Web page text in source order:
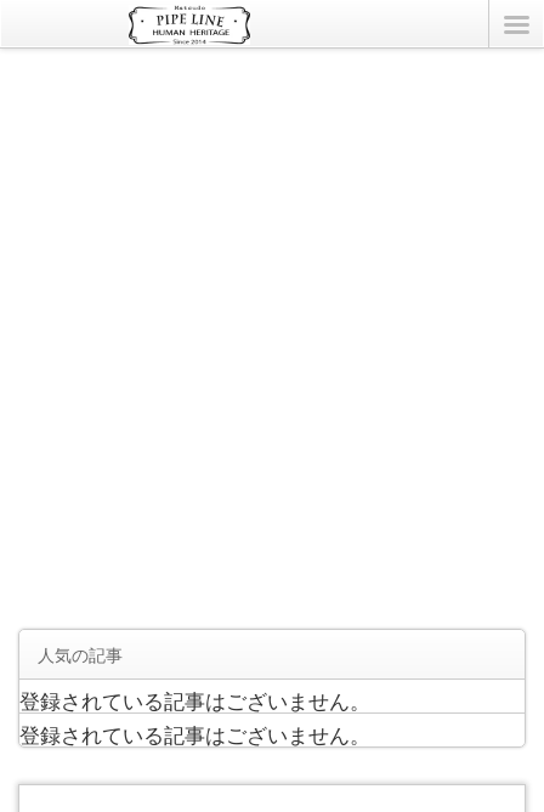
人気の記事
登録されている記事はございません。
登録されている記事はございません。